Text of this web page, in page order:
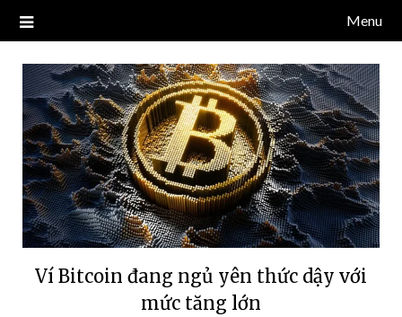
NDT CAPITAL | BLOG TIỀN
ĐIỆN TỬ CRYPTO
Blog về thị trường crypto, tiền điện tử, tiền mã hoá, công nghệ
blockchain.
Menu
Ví Bitcoin đang ngủ yên thức dậy với
mức tăng lớn